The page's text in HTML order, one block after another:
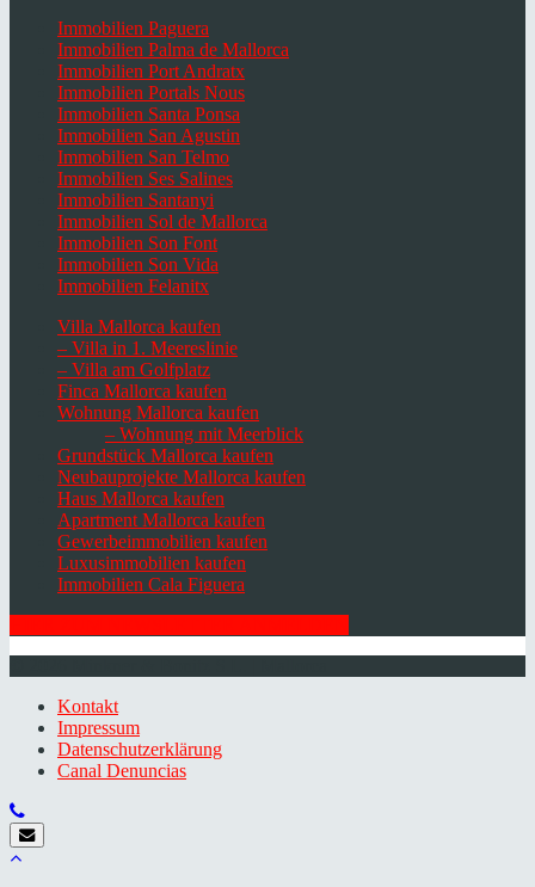
Immobilien Paguera
Immobilien Palma de Mallorca
Immobilien Port Andratx
Immobilien Portals Nous
Immobilien Santa Ponsa
Immobilien San Agustin
Immobilien San Telmo
Immobilien Ses Salines
Immobilien Santanyi
Immobilien Sol de Mallorca
Immobilien Son Font
Immobilien Son Vida
Immobilien Felanitx
Villa Mallorca kaufen
– Villa in 1. Meereslinie
– Villa am Golfplatz
Finca Mallorca kaufen
Wohnung Mallorca kaufen
– Wohnung mit Meerblick
Grundstück Mallorca kaufen
Neubauprojekte Mallorca kaufen
Haus Mallorca kaufen
Apartment Mallorca kaufen
Gewerbeimmobilien kaufen
Luxusimmobilien kaufen
Immobilien Cala Figuera
Kontakt
Impressum
Datenschutzerklärung
Canal Denuncias